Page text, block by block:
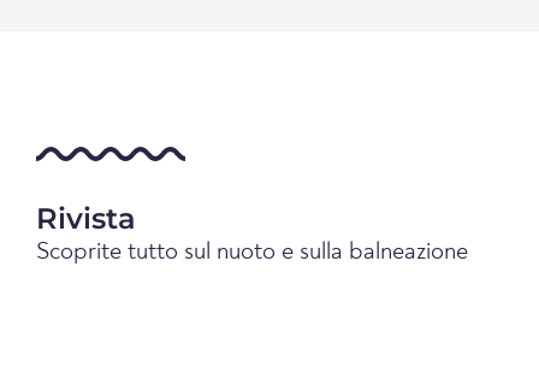
Rivista
Scoprite tutto sul nuoto e sulla balneazione